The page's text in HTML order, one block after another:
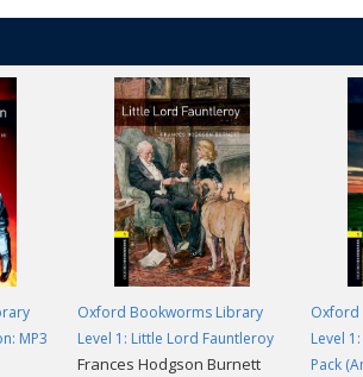
MP3
Oxford Bookworms Library
Level 1: Little Lord Fauntleroy
Frances Hodgson Burnett
Oxford
Level
Pack